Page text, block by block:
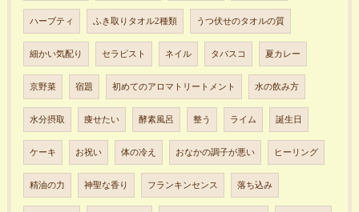
ハーブティ ふき取りタオル2種類 うつ伏せのタオルの質
細かい気配り セラピスト ネイル タバスコ 夏カレー
京野菜 宿題 初めてのアロマトリートメント 水の飲み方
水分摂取 痩せたい 酵素風呂 整う ライム 誕生日
ケーキ お祝い 体の冷え おなかの調子が悪い ヒーリング
精油の力 神聖な香り フランキンセンス 落ち込み